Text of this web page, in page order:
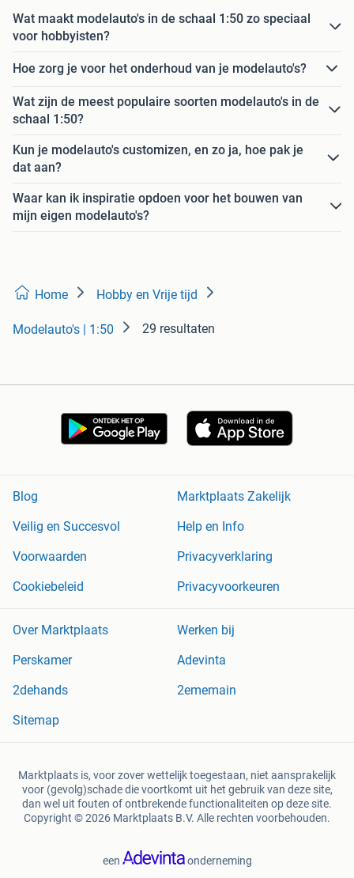
Wat maakt modelauto's in de schaal 1:50 zo speciaal
voor hobbyisten?
Hoe zorg je voor het onderhoud van je modelauto's?
Wat zijn de meest populaire soorten modelauto's in de
schaal 1:50?
Kun je modelauto's customizen, en zo ja, hoe pak je
dat aan?
Waar kan ik inspiratie opdoen voor het bouwen van
mijn eigen modelauto's?
Home Hobby en Vrije tijd
Modelauto's | 1:50 29 resultaten
Blog
Marktplaats Zakelijk
Veilig en Succesvol
Help en Info
Voorwaarden
Privacyverklaring
Cookiebeleid
Privacyvoorkeuren
Over Marktplaats
Werken bij
Perskamer
Adevinta
2dehands
2ememain
Sitemap
Marktplaats is, voor zover wettelijk toegestaan, niet aansprakelijk
voor (gevolg)schade die voortkomt uit het gebruik van deze site,
dan wel uit fouten of ontbrekende functionaliteiten op deze site.
Copyright © 2026 Marktplaats B.V. Alle rechten voorbehouden.
een onderneming